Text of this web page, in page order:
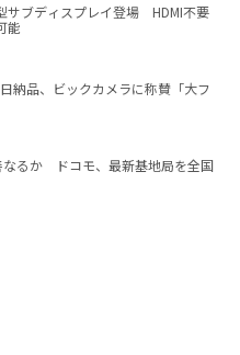
サブディスプレイ登場 HDMI不要
能
納品、ビックカメラに称賛「大フ
なるか ドコモ、最新基地局を全国